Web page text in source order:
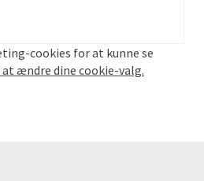
cookies for at kunne se
ændre dine cookie-valg.